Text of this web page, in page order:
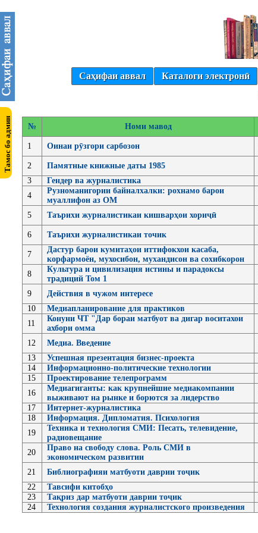
Саҳифаи аввал Каталоги электронӣ
№ Номи мавод
1
Оинаи рӯзгори сарбозон
2 Памятные книжные даты 1985
3
Гендер ва журналистика
4
Рузноманигории байналхалки: рохнамо барои
муаллифон аз ОМ
5 Таърихи журналистикаи кишварҳои хориҷӣ
6 Таърихи журналистикаи точик
7
Дастур барои кумитаҳои иттифокхои касаба,
корфармоён, мухосибон, мухандисон ва сохибкорон
8
Культура и цивилизация истины и парадоксы
традиций Том 1
9 Действия в чужом интересе
10
Медиапланирование для практиков
11
Конуни ЧТ "Дар бораи матбуот ва дигар воситахои
ахбори омма
12 Медиа. Введение
13
Успешная презентация бизнес-проекта
14
Информационно-политические технологии
15
Проектирование телепрограмм
16
Медиагиганты: как крупнейшие медиакомпании
выживают на рынке и борются за лидерство
17
Интернет-журналистика
18
Информация. Дипломатия. Психология
19
Техника и технология СМИ: Песать, телевидение,
радиовещание
20
Право на свободу слова. Роль СМИ в
экономическом развитии
21 Библиографияи матбуоти даврии тоҷик
22
Тавсифи китобҳо
23
Тақриз дар матбуоти даврии тоҷик
24
Технология создания журналистского произведения